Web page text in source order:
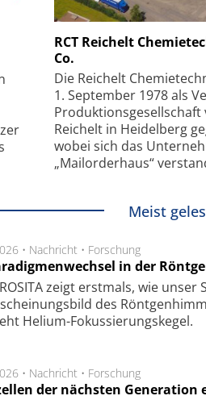
RCT Reichelt
Co.
Die Reichelt
1. September 1978 als
Produktionsgesellschaft
Reichelt in Heidelberg
wobei sich das
„Mailorderhaus“
SmarAct
kleinstem
Meist
• Nachricht • Forschung
in der
zeigt erst­mals, wie unser
des
Helium-Fokus­sie­rungs­ke­gel.
• Nachricht • Forschung
der nächsten Generation